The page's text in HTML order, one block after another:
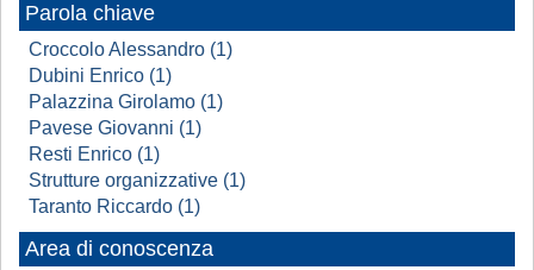
Parola chiave
Croccolo Alessandro (1)
Dubini Enrico (1)
Palazzina Girolamo (1)
Pavese Giovanni (1)
Resti Enrico (1)
Strutture organizzative (1)
Taranto Riccardo (1)
Area di conoscenza